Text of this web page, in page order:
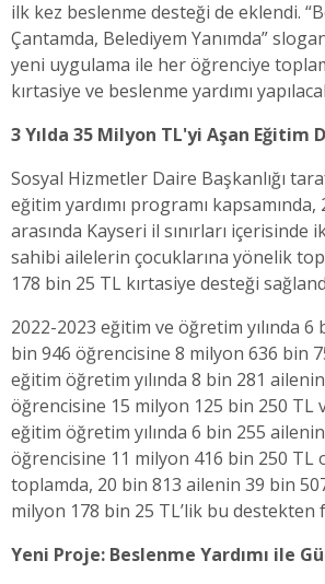
ilk kez beslenme desteği de eklendi.
Çantamda, Belediyem Yanımda”
yeni uygulama ile her öğrenciye
kırtasiye ve beslenme yardımı
3 Yılda 35 Milyon TL'yi Aşan Eğitim
Sosyal Hizmetler Daire Başkanlığı
eğitim yardımı programı kapsamında,
arasında Kayseri il sınırları içerisinde
sahibi ailelerin çocuklarına yönelik
178 bin 25 TL kırtasiye desteği
2022-2023 eğitim ve öğretim yılında 6
bin 946 öğrencisine 8 milyon 636 bin
eğitim öğretim yılında 8 bin 281
öğrencisine 15 milyon 125 bin 250 TL
eğitim öğretim yılında 6 bin 255
öğrencisine 11 milyon 416 bin 250 TL
toplamda, 20 bin 813 ailenin 39 bin
milyon 178 bin 25 TL’lik bu destekten
Yeni Proje: Beslenme Yardımı ile